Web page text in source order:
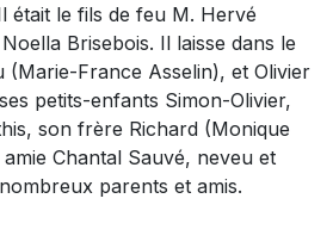
était le fils de feu M. Hervé
Brisebois. Il laisse dans le
(Marie-France Asselin), et Olivier
petits-enfants Simon-Olivier,
son frère Richard (Monique
Chantal Sauvé, neveu et
parents et amis.